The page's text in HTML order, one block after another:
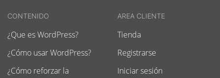
CONTENIDO
¿Que es WordPress?
¿Cómo usar WordPress?
¿Cómo reforzar la
AREA CLIENTE
Tienda
Registrarse
Iniciar sesión